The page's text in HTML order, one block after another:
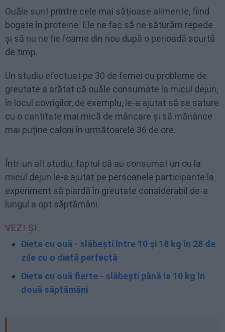
Ouăle sunt printre cele mai sățioase alimente, fiind
bogate în proteine. Ele ne fac să ne săturăm repede
și să nu ne fie foame din nou după o perioadă scurtă
de timp.
Un studiu efectuat pe 30 de femei cu probleme de
greutate a arătat că ouăle consumate la micul dejun,
în locul covrigilor, de exemplu, le-a ajutat să se sature
cu o cantitate mai mică de mâncare și să mănânce
mai puține calorii în următoarele 36 de ore.
Într-un alt studiu, faptul că au consumat un ou la
micul dejun le-a ajutat pe persoanele participante la
experiment să piardă în greutate considerabil de-a
lungul a opt săptămâni.
VEZI ȘI:
Dieta cu ouă - slăbești între 10 și 18 kg în 28 de
zile cu o dietă perfectă
Dieta cu ouă fierte - slăbești până la 10 kg în
două săptămâni